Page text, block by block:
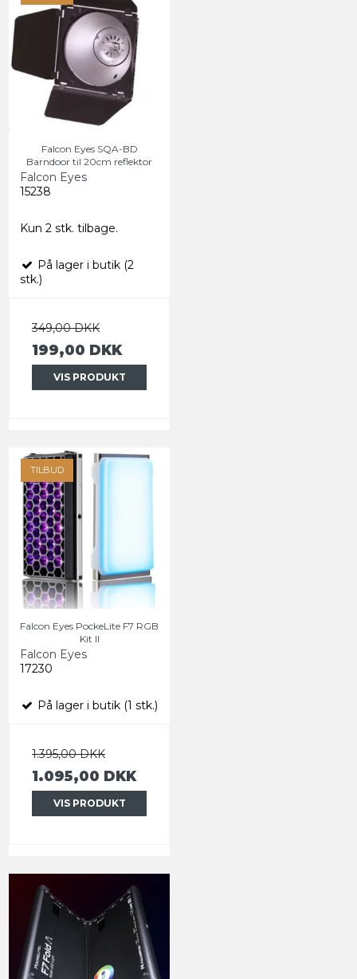
Falcon Eyes SQA-BD
Barndoor til 20cm reflektor
Falcon Eyes
15238
Kun 2 stk. tilbage.
På lager i butik (2
stk.)
349,00 DKK
199,00 DKK
VIS PRODUKT
TILBUD
Falcon Eyes PockeLite F7 RGB
Kit ll
Falcon Eyes
17230
På lager i butik (1 stk.)
1.395,00 DKK
1.095,00 DKK
VIS PRODUKT